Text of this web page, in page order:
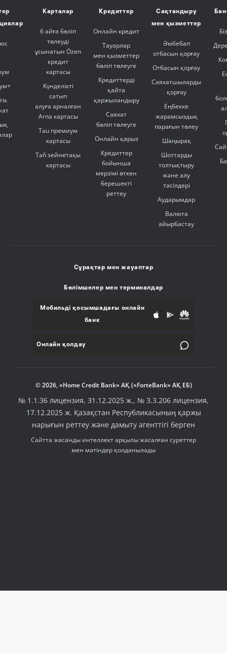
Карталар
6 айға бөліп
төлеуді
ұсынатын Özen
кредит
картасы
Күнделікті
сатып
алуға арналған
Arna картасы
Tau премиум
картасы
Tañ зейнетақы
картасы
Кредиттер
Онлайн кредит
Тауарлар
мен қызметтер
бөліп төлеуге
Кредиттерді
қайта
қаржыландыру
Саяхат
бөліп төлеуге
Онлайн қарыз
Кредиттер
бойынша
мерзімі өткен
берешекті
реттеу
Сақтандыру
мен қызметтер
Әмбебап
отбасын қорғау
Отбасын қорғау
Саяхатшыларды
қорғау
Еңбекке
жарамсыздық
парағын төлеу
Шаңырақ
Шоттарды
толтықтыру
және алу
тәсілдері
Аударымдар
Валюта
айырбастау
Сұрақтар мен жауаптар
Бөлімшелер мен терминалдар
Мобильді қосымшадағы онлайн
банк
Онлайн қолдау
© 2026, «Home Credit Bank» АҚ («ForteBank» АҚ ЕБ)
№ 1.1.36 лицензия, 31.12.2025 ж., № 3.3.206 лицензия,
17.12.2025 ж. Қазақстан Республикасының қаржы
нарығын реттеу және дамыту агенттігі берген
Сайтта жасанды интеллект арқылы жасалған суреттер
мен мәтіндер қолданылады